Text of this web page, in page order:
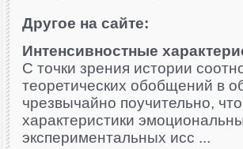
Другое на сайте:
Интенсивностные
С точки зрения истории
теоретических обобщений в
чрезвычайно поучительно,
характеристики
экспериментальных исс ...